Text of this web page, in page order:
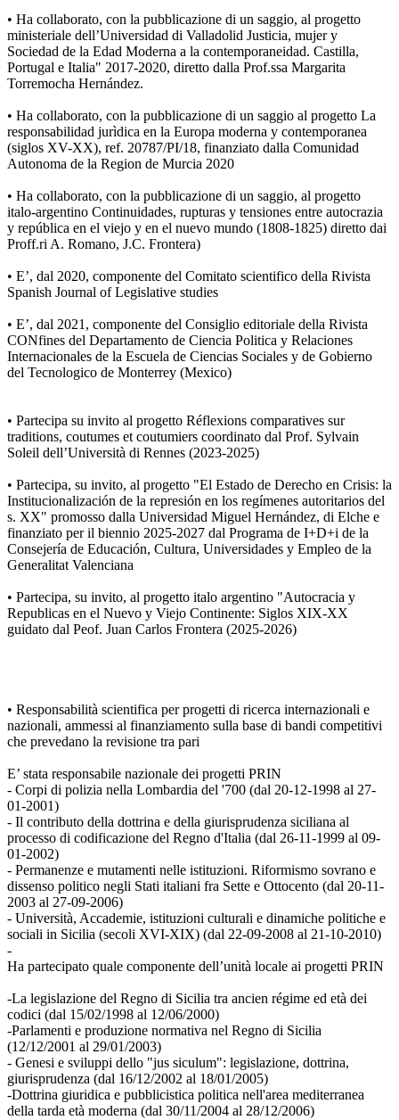
• Ha collaborato, con la pubblicazione di un saggio, al progetto
ministeriale dell’Universidad di Valladolid Justicia, mujer y
Sociedad de la Edad Moderna a la contemporaneidad. Castilla,
Portugal e Italia" 2017-2020, diretto dalla Prof.ssa Margarita
Torremocha Hernández.
• Ha collaborato, con la pubblicazione di un saggio al progetto La
responsabilidad jurìdica en la Europa moderna y contemporanea
(siglos XV-XX), ref. 20787/PI/18, finanziato dalla Comunidad
Autonoma de la Region de Murcia 2020
• Ha collaborato, con la pubblicazione di un saggio, al progetto
italo-argentino Continuidades, rupturas y tensiones entre autocrazia
y república en el viejo y en el nuevo mundo (1808-1825) diretto dai
Proff.ri A. Romano, J.C. Frontera)
• E’, dal 2020, componente del Comitato scientifico della Rivista
Spanish Journal of Legislative studies
• E’, dal 2021, componente del Consiglio editoriale della Rivista
CONfines del Departamento de Ciencia Politica y Relaciones
Internacionales de la Escuela de Ciencias Sociales y de Gobierno
del Tecnologico de Monterrey (Mexico)
• Partecipa su invito al progetto Réflexions comparatives sur
traditions, coutumes et coutumiers coordinato dal Prof. Sylvain
Soleil dell’Università di Rennes (2023-2025)
• Partecipa, su invito, al progetto "El Estado de Derecho en Crisis: la
Institucionalización de la represión en los regímenes autoritarios del
s. XX" promosso dalla Universidad Miguel Hernández, di Elche e
finanziato per il biennio 2025-2027 dal Programa de I+D+i de la
Consejería de Educación, Cultura, Universidades y Empleo de la
Generalitat Valenciana
• Partecipa, su invito, al progetto italo argentino "Autocracia y
Republicas en el Nuevo y Viejo Continente: Siglos XIX-XX
guidato dal Peof. Juan Carlos Frontera (2025-2026)
• Responsabilità scientifica per progetti di ricerca internazionali e
nazionali, ammessi al finanziamento sulla base di bandi competitivi
che prevedano la revisione tra pari
E’ stata responsabile nazionale dei progetti PRIN
- Corpi di polizia nella Lombardia del '700 (dal 20-12-1998 al 27-
01-2001)
- Il contributo della dottrina e della giurisprudenza siciliana al
processo di codificazione del Regno d'Italia (dal 26-11-1999 al 09-
01-2002)
- Permanenze e mutamenti nelle istituzioni. Riformismo sovrano e
dissenso politico negli Stati italiani fra Sette e Ottocento (dal 20-11-
2003 al 27-09-2006)
- Università, Accademie, istituzioni culturali e dinamiche politiche e
sociali in Sicilia (secoli XVI-XIX) (dal 22-09-2008 al 21-10-2010)
-
Ha partecipato quale componente dell’unità locale ai progetti PRIN
-La legislazione del Regno di Sicilia tra ancien régime ed età dei
codici (dal 15/02/1998 al 12/06/2000)
-Parlamenti e produzione normativa nel Regno di Sicilia
(12/12/2001 al 29/01/2003)
- Genesi e sviluppi dello "jus siculum": legislazione, dottrina,
giurisprudenza (dal 16/12/2002 al 18/01/2005)
-Dottrina giuridica e pubblicistica politica nell'area mediterranea
della tarda età moderna (dal 30/11/2004 al 28/12/2006)